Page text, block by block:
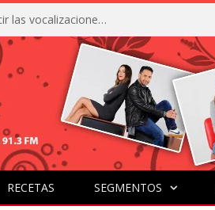
La IA está acercándonos a comprender y traducir las vocalizaciones y comportamientos de nuestras mascotas
RECETAS SEGMENTOS